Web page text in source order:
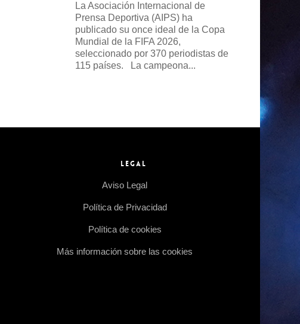
La Asociación Internacional de
Prensa Deportiva (AIPS) ha
publicado su once ideal de la Copa
Mundial de la FIFA 2026,
seleccionado por 370 periodistas de
115 países. La campeona...
LEGAL
Aviso Legal
Política de Privacidad
Política de cookies
Más información sobre las cookies